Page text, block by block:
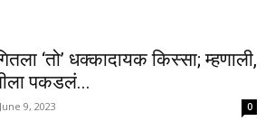
‘तो’ धक्कादायक किस्सा; म्हणाली,
पकडलं...
June 9, 2023 0